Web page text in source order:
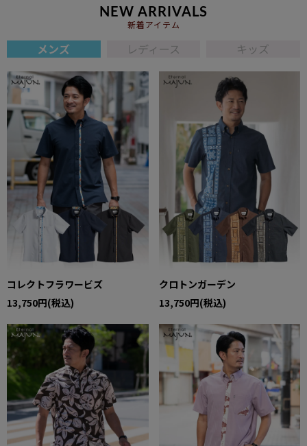
NEW ARRIVALS
新着アイテム
メンズ レディース キッズ
コレクトフラワービズ
13,750円(税込)
クロトンガーデン
13,750円(税込)